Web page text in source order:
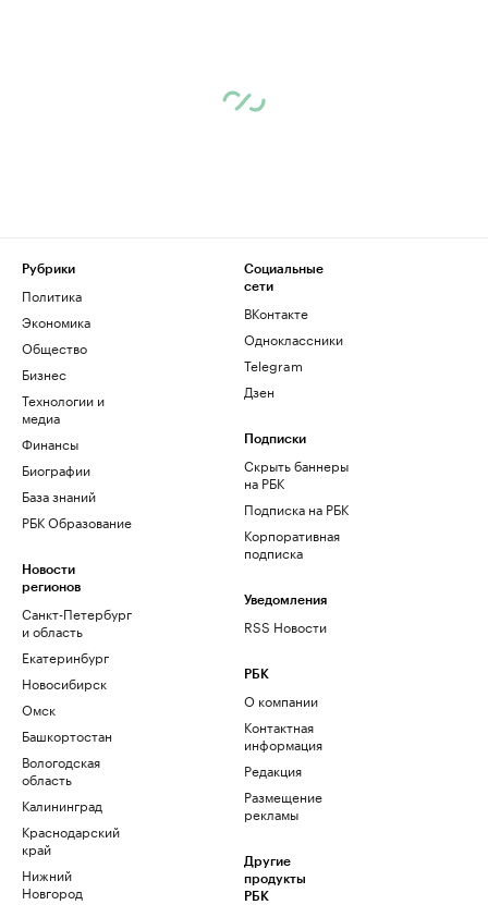
Рубрики
Политика
Экономика
Общество
Бизнес
Технологии и
медиа
Финансы
Биографии
База знаний
РБК Образование
Новости
регионов
Санкт-Петербург
и область
Екатеринбург
Новосибирск
Омск
Башкортостан
Вологодская
область
Калининград
Краснодарский
край
Нижний
Новгород
Социальные
сети
ВКонтакте
Одноклассники
Telegram
Дзен
Подписки
Скрыть баннеры
на РБК
Подписка на РБК
Корпоративная
подписка
Уведомления
RSS Новости
РБК
О компании
Контактная
информация
Редакция
Размещение
рекламы
Другие
продукты
РБК